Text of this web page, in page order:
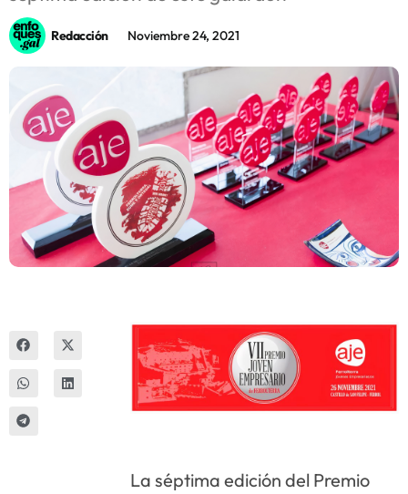
Sostenibilidad
Innova
Redacción Noviembre 24, 2021
La séptima edición del Premio